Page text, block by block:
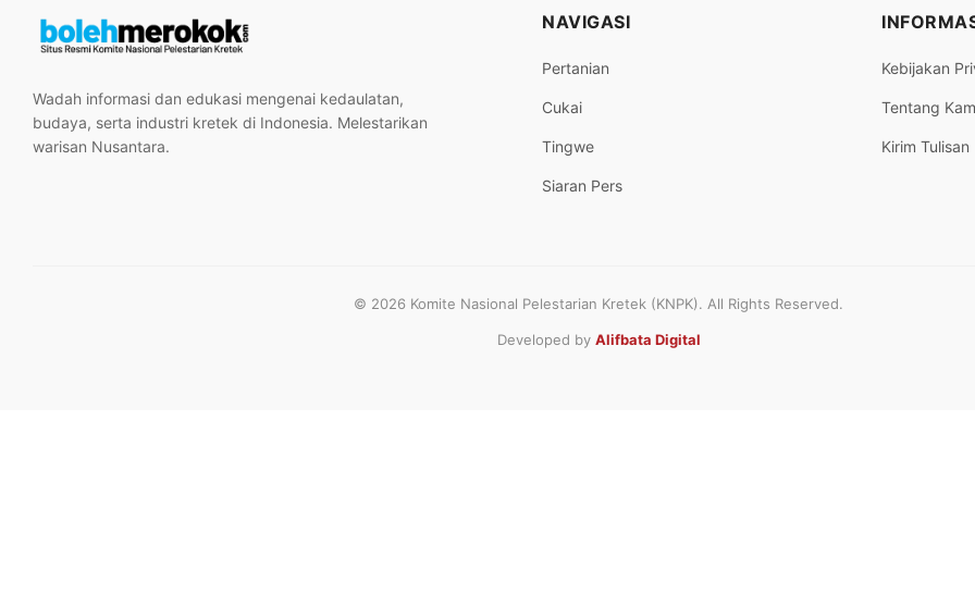
Wadah informasi dan edukasi mengenai kedaulatan,
budaya, serta industri kretek di Indonesia. Melestarikan
warisan Nusantara.
NAVIGASI
Pertanian
Cukai
Tingwe
Siaran Pers
Kebijakan
Tentang
Kirim Tulisan
© 2026 Komite Nasional Pelestarian Kretek (KNPK). All Rights Reserved.
Developed by Alifbata Digital